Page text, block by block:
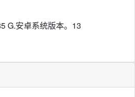
G.安卓系统版本。13